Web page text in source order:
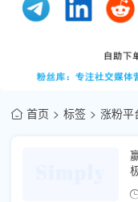
首页 标签 涨粉平